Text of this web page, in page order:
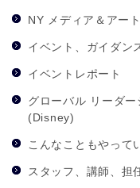
NY メディア＆アー
イベント、ガイダン
イベントレポート
グローバル リーダ
(Disney)
こんなこともやって
スタッフ、講師、担